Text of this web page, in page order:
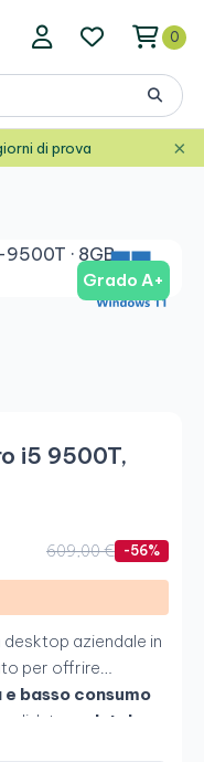
0
di prova ×
Grado A+
i5 9500T,
609,00 € -56%
desktop aziendale in
per offrire
basso consumo
Integra Intel